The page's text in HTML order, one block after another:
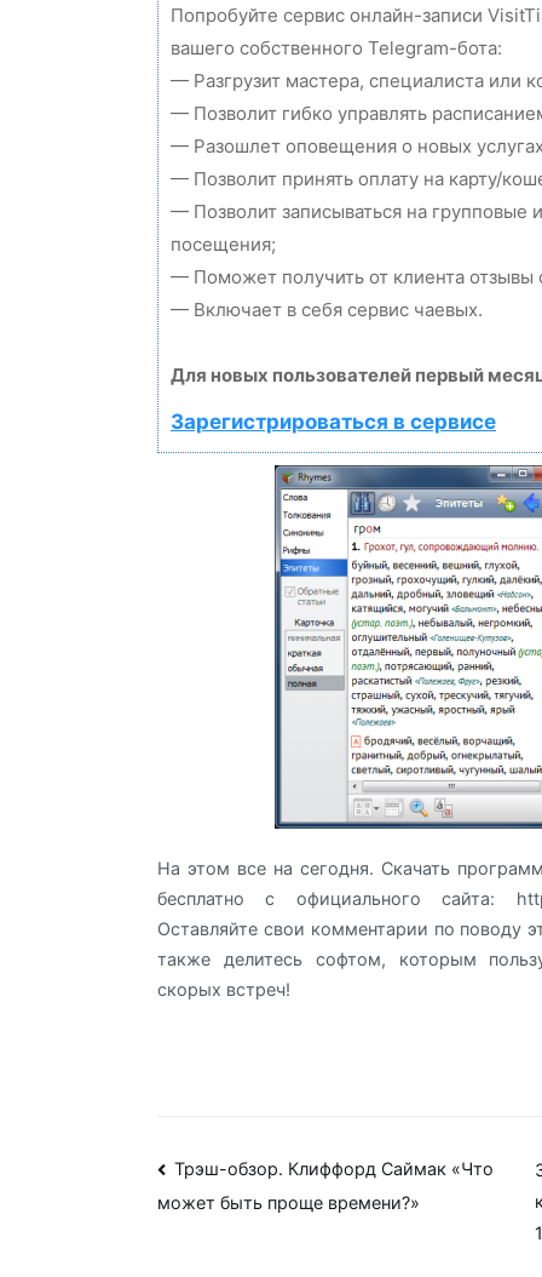
Попробуйте сервис онлайн-записи
вашего собственного Telegram-бота:
— Разгрузит мастера, специалиста или
— Позволит гибко управлять
— Разошлет оповещения о новых
— Позволит принять оплату на карту/
— Позволит записываться на групповые
посещения;
— Поможет получить от клиента отзывы
— Включает в себя сервис чаевых.
Для новых пользователей первый
Зарегистрироваться в сервисе
На этом все на сегодня. Скачать
бесплатно с официального сайта:
Оставляйте свои комментарии по поводу
также делитесь софтом, которым
скорых встреч!
Навигация
Трэш-обзор. Клиффорд Саймак «Что
может быть проще времени?»
1